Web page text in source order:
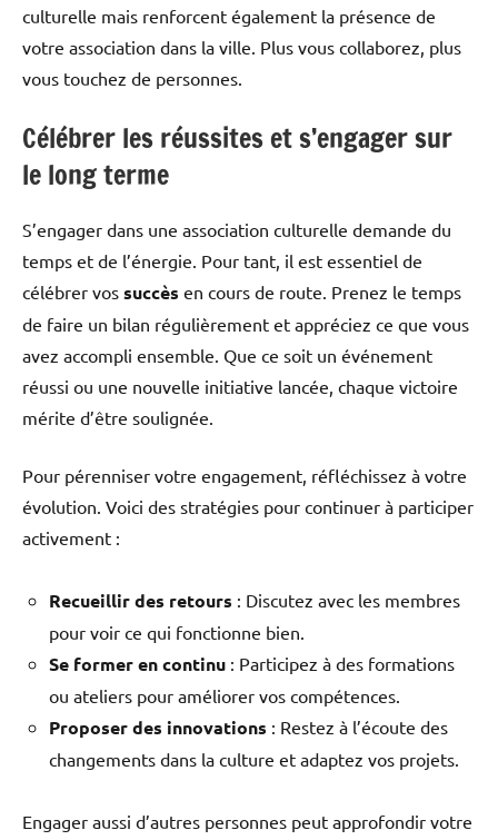
culturelle mais renforcent également la présence de
votre association dans la ville. Plus vous collaborez, plus
vous touchez de personnes.
Célébrer les réussites et s’engager sur
le long terme
S’engager dans une association culturelle demande du
temps et de l’énergie. Pour tant, il est essentiel de
célébrer vos succès en cours de route. Prenez le temps
de faire un bilan régulièrement et appréciez ce que vous
avez accompli ensemble. Que ce soit un événement
réussi ou une nouvelle initiative lancée, chaque victoire
mérite d’être soulignée.
Pour pérenniser votre engagement, réfléchissez à votre
évolution. Voici des stratégies pour continuer à participer
activement :
Recueillir des retours : Discutez avec les membres
pour voir ce qui fonctionne bien.
Se former en continu : Participez à des formations
ou ateliers pour améliorer vos compétences.
Proposer des innovations : Restez à l’écoute des
changements dans la culture et adaptez vos projets.
Engager aussi d’autres personnes peut approfondir votre